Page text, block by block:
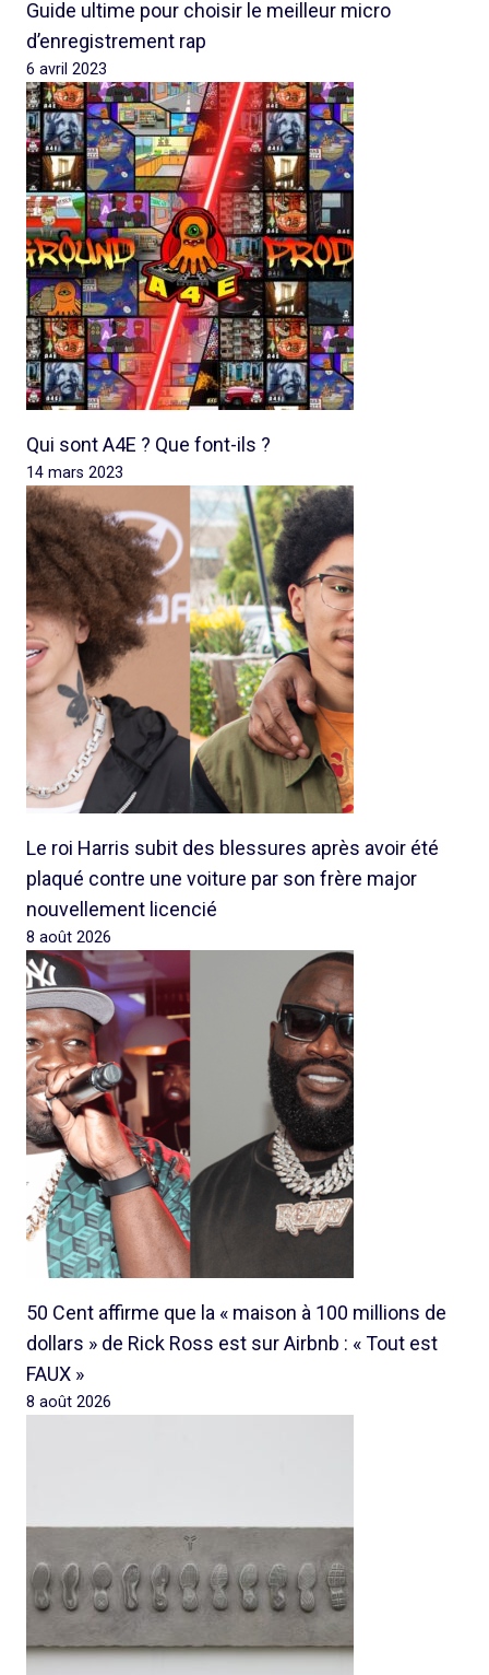
Guide ultime pour choisir le meilleur micro
d’enregistrement rap
6 avril 2023
Qui sont A4E ? Que font-ils ?
14 mars 2023
Le roi Harris subit des blessures après avoir été
plaqué contre une voiture par son frère major
nouvellement licencié
8 août 2026
50 Cent affirme que la « maison à 100 millions de
dollars » de Rick Ross est sur Airbnb : « Tout est
FAUX »
8 août 2026